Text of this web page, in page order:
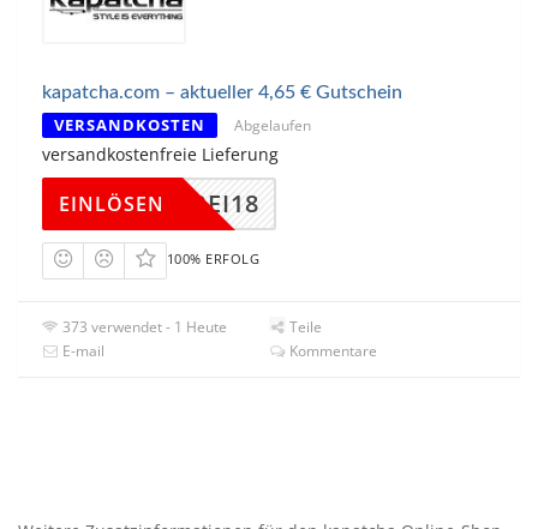
kapatcha.com – aktueller 4,65 € Gutschein
VERSANDKOSTEN Abgelaufen
versandkostenfreie Lieferung
MAFREI18
EINLÖSEN
100% ERFOLG
373 verwendet - 1 Heute
Teile
E-mail
Kommentare